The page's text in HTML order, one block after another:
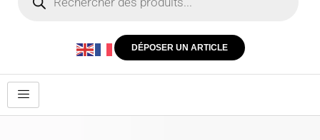
DÉPOSER UN ARTICLE